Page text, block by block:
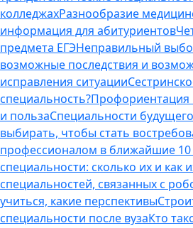
колледжахРазнообразие
информация для абитуриентов
предмета ЕГЭНеправильный
возможные последствия и
исправления ситуации
специальность?Профориентация
и пользаСпециальности
выбирать, чтобы стать
профессионалом в ближайшие 10
специальности: сколько их и как
специальностей, связанных с
учиться, какие перспективы
специальности после вузаКто